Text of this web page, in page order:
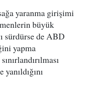
yaranma girişimi
büyük
sürdürse de ABD
yapma